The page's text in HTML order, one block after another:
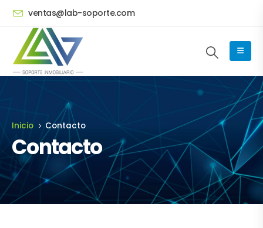
ventas@lab-soporte.com
Contacto
Inicio Contacto